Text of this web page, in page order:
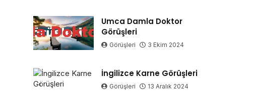
Umca Damla Doktor
Görüşleri
Görüşleri 3 Ekim 2024
İngilizce Karne Görüşleri
Görüşleri 13 Aralık 2024